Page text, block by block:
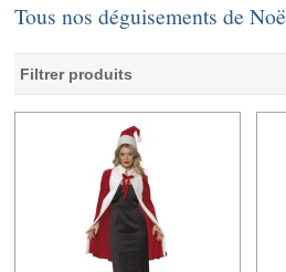
Tous nos déguisements de
Filtrer produits